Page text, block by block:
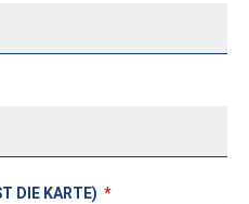
DIE KARTE)